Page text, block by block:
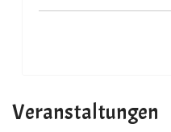
Veranstaltungen